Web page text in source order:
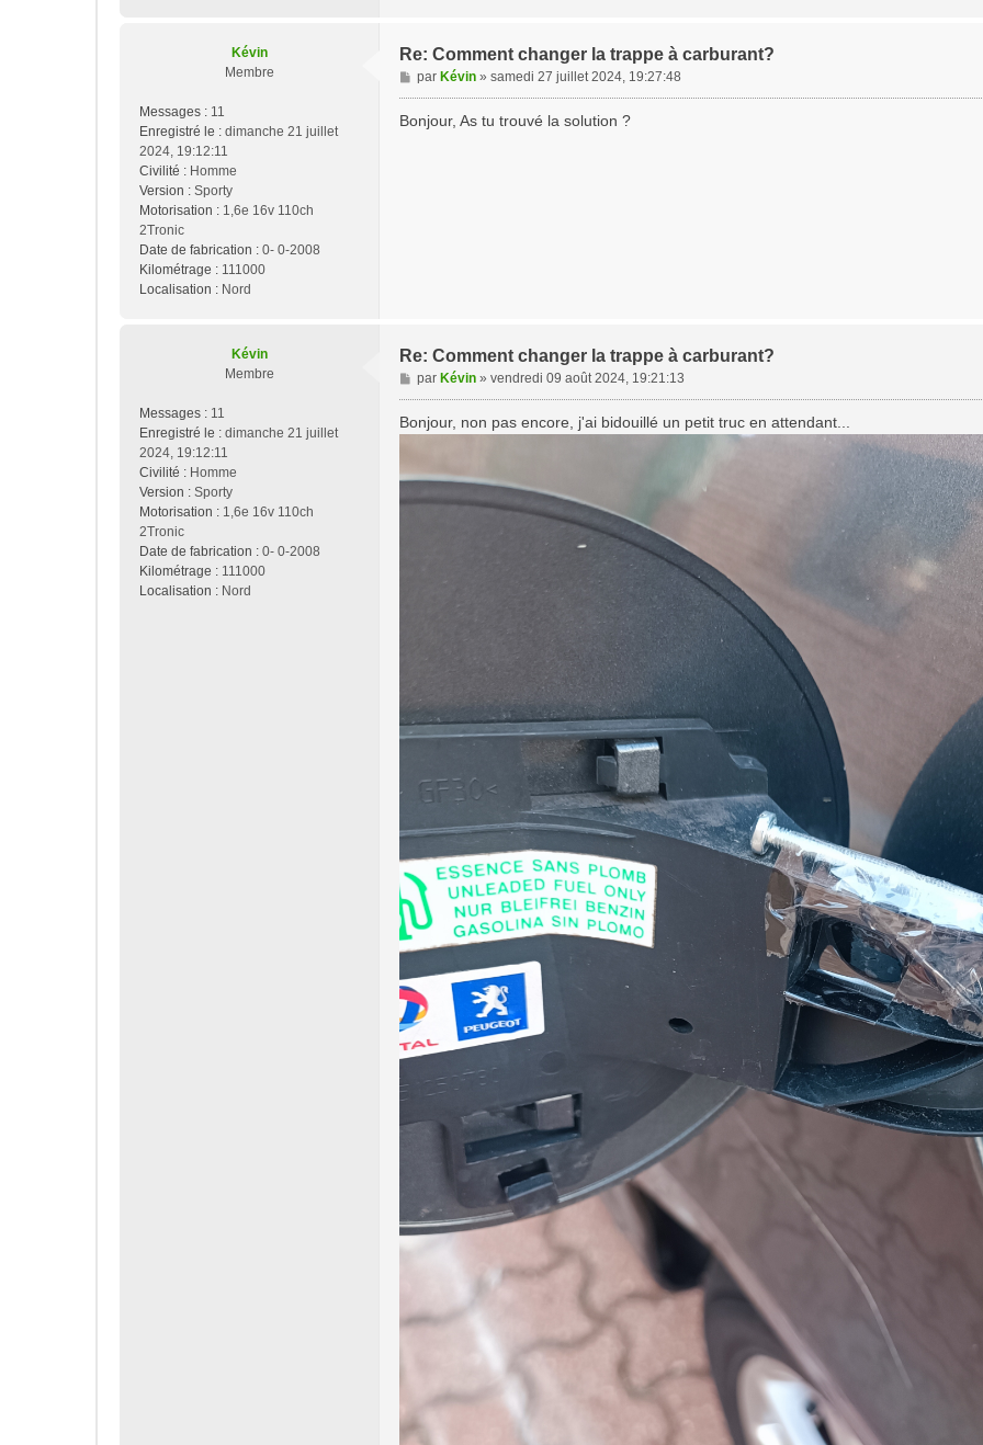
Kévin
Membre
Messages : 11
Enregistré le : dimanche 21 juillet
2024, 19:12:11
Civilité : Homme
Version : Sporty
Motorisation : 1,6e 16v 110ch
2Tronic
Date de fabrication : 0- 0-2008
Kilométrage : 111000
Localisation : Nord
Re: Comment changer la trappe à carburant?
M
e
s
par Kévin» samedi 27 juillet 2024, 19:27:48
Bonjour, As tu trouvé la solution ?
Kévin
Membre
Messages : 11
Enregistré le : dimanche 21 juillet
2024, 19:12:11
Civilité : Homme
Version : Sporty
Motorisation : 1,6e 16v 110ch
2Tronic
Date de fabrication : 0- 0-2008
Kilométrage : 111000
Localisation : Nord
Re: Comment changer la trappe à carburant?
M
e
s
s
g
par Kévin» vendredi 09 août 2024, 19:21:13
Bonjour, non pas encore, j'ai bidouillé un petit truc en attendant...